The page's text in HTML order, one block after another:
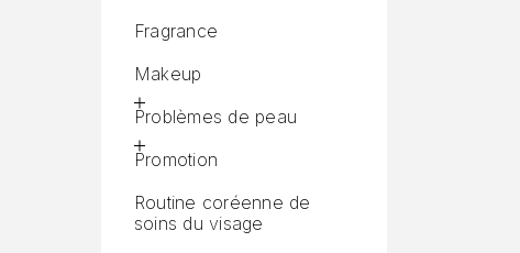
Fragrance
Makeup
Problèmes de peau
Promotion
Routine coréenne de
soins du visage